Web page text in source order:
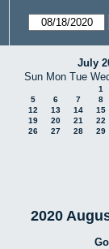
July
Sun Mon Tue
1
5
6 7
8
12
13 14
15
19
20 21
22
26
27 28 29
2020